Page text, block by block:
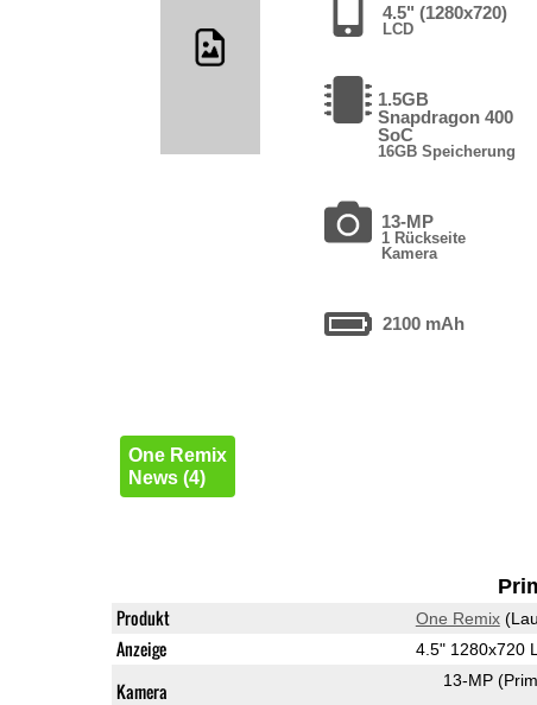
4.5" (1280x720)
LCD
1.5GB
Snapdragon 400
SoC
16GB Speicherung
13-MP
1 Rückseite
Kamera
2100 mAh
One Remix
News (4)
Produkt One Remix
Anzeige 4.5" 1280x720
Kamera 13-MP